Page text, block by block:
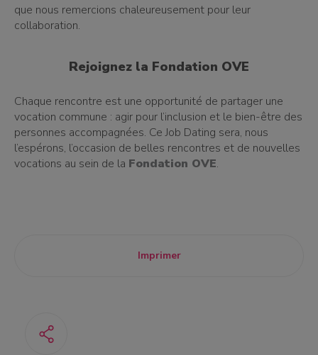
que nous remercions chaleureusement pour leur
collaboration.
Rejoignez la Fondation OVE
Chaque rencontre est une opportunité de partager une
vocation commune : agir pour l’inclusion et le bien-être des
personnes accompagnées. Ce Job Dating sera, nous
l’espérons, l’occasion de belles rencontres et de nouvelles
vocations au sein de la Fondation OVE.
Imprimer